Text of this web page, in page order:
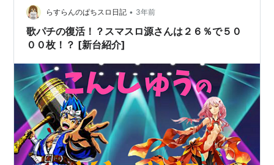
らすらんのぱちスロ日記 • 3年前
歌パチの復活！？スマスロ源さんは２６％で５０
００枚！？ [新台紹介]